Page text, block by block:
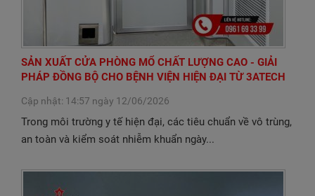
SẢN XUẤT CỬA PHÒNG MỔ CHẤT LƯỢNG CAO - GIẢI
PHÁP ĐỒNG BỘ CHO BỆNH VIỆN HIỆN ĐẠI TỪ 3ATECH
Cập nhật: 14:57 ngày 12/06/2026
Trong môi trường y tế hiện đại, các tiêu chuẩn về vô trùng,
an toàn và kiểm soát nhiễm khuẩn ngày...